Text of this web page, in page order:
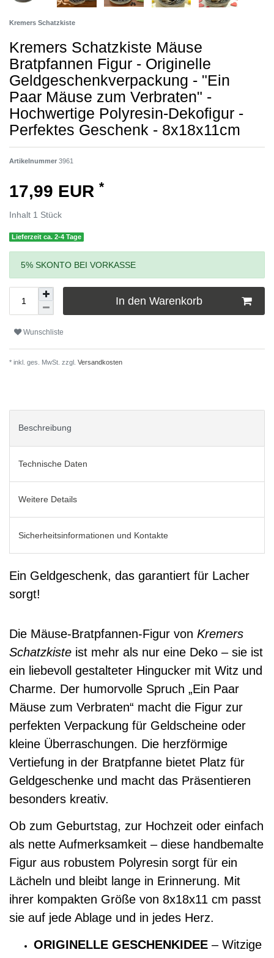
Kremers Schatzkiste
Kremers Schatzkiste Mäuse
Bratpfannen Figur - Originelle
Geldgeschenkverpackung - "Ein
Paar Mäuse zum Verbraten" -
Hochwertige Polyresin-Dekofigur -
Perfektes Geschenk - 8x18x11cm
Artikelnummer 3961
17,99 EUR *
Inhalt 1 Stück
Lieferzeit ca. 2-4 Tage
5% SKONTO BEI VORKASSE
In den Warenkorb
Wunschliste
* inkl. ges. MwSt. zzgl. Versandkosten
Beschreibung
Technische Daten
Weitere Details
Sicherheitsinformationen und Kontakte
Ein Geldgeschenk, das garantiert für Lacher
sorgt!
Die Mäuse-Bratpfannen-Figur von Kremers
Schatzkiste ist mehr als nur eine Deko – sie ist
ein liebevoll gestalteter Hingucker mit Witz und
Charme. Der humorvolle Spruch „Ein Paar
Mäuse zum Verbraten“ macht die Figur zur
perfekten Verpackung für Geldscheine oder
kleine Überraschungen. Die herzförmige
Vertiefung in der Bratpfanne bietet Platz für
Geldgeschenke und macht das Präsentieren
besonders kreativ.
Ob zum Geburtstag, zur Hochzeit oder einfach
als nette Aufmerksamkeit – diese handbemalte
Figur aus robustem Polyresin sorgt für ein
Lächeln und bleibt lange in Erinnerung. Mit
ihrer kompakten Größe von 8x18x11 cm passt
sie auf jede Ablage und in jedes Herz.
ORIGINELLE GESCHENKIDEE – Witzige